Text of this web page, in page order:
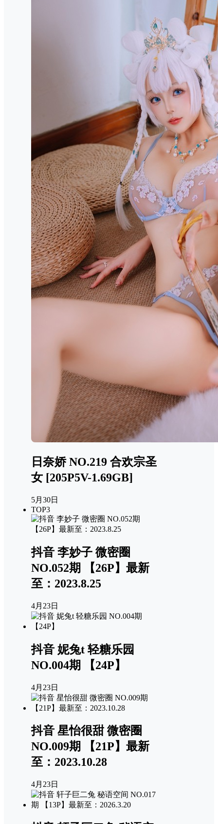
日奈娇 NO.219 合欢宗圣
女 [205P5V-1.69GB]
5月30日
TOP3
抖音 李妙子 微密圈
NO.052期 【26P】最新
至：2023.8.25
4月23日
抖音 妮兔t 轻糖乐园
NO.004期 【24P】
4月23日
抖音 星怡很甜 微密圈
NO.009期 【21P】最新
至：2023.10.28
4月23日